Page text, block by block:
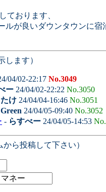
ております、
ルが良いダウンタウンに
ます）
04/02-22:17 No.3049
ー 24/04/02-22:22 No.3050
たけ 24/04/04-16:46 No.3051
Green 24/04/05-09:40 No.3052
- らすべー 24/04/05-14:53
ら投稿して下さい）